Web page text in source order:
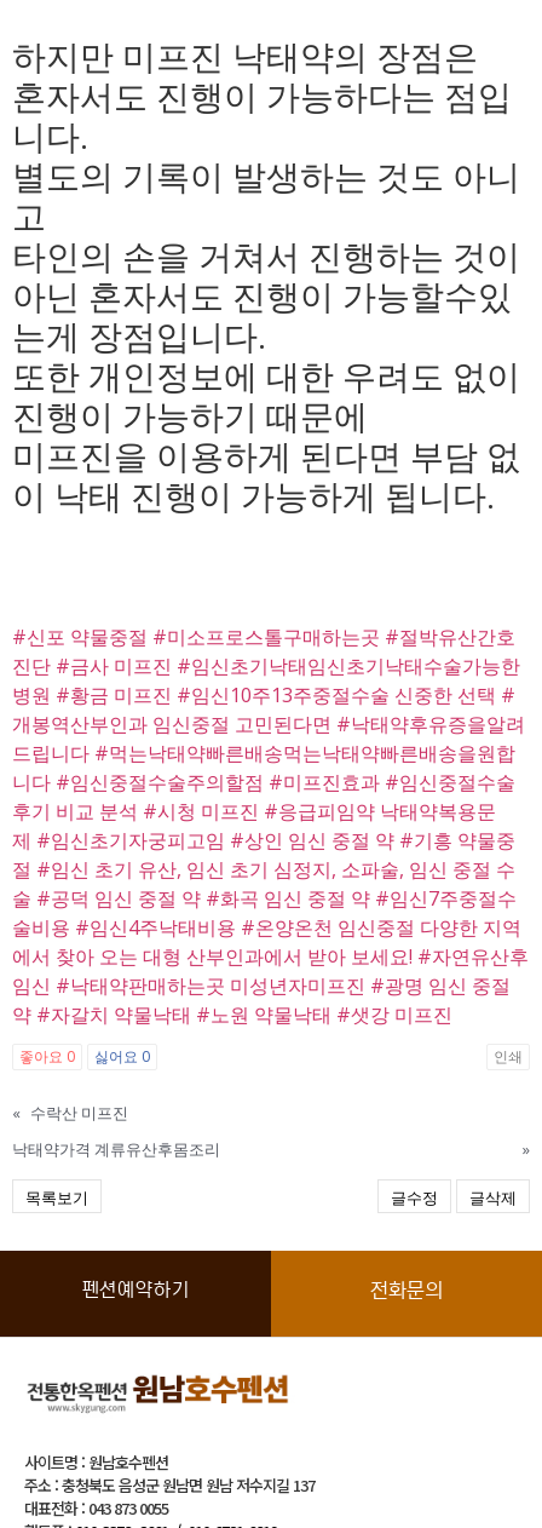
하지만 미프진 낙태약의 장점은
혼자서도 진행이 가능하다는 점입
니다.
별도의 기록이 발생하는 것도 아니
고
타인의 손을 거쳐서 진행하는 것이
아닌 혼자서도 진행이 가능할수있
는게 장점입니다.
또한 개인정보에 대한 우려도 없이
진행이 가능하기 때문에
미프진을 이용하게 된다면 부담 없
이 낙태 진행이 가능하게 됩니다.
#신포 약물중절 #미소프로스톨구매하는곳 #절박유산간호
진단 #금사 미프진 #임신초기낙태임신초기낙태수술가능한
병원 #황금 미프진 #임신10주13주중절수술 신중한 선택 #
개봉역산부인과 임신중절 고민된다면 #낙태약후유증을알려
드립니다 #먹는낙태약빠른배송먹는낙태약빠른배송을원합
니다 #임신중절수술주의할점 #미프진효과 #임신중절수술
후기 비교 분석 #시청 미프진 #응급피임약 낙태약복용문
제 #임신초기자궁피고임 #상인 임신 중절 약 #기흥 약물중
절 #임신 초기 유산, 임신 초기 심정지, 소파술, 임신 중절 수
술 #공덕 임신 중절 약 #화곡 임신 중절 약 #임신7주중절수
술비용 #임신4주낙태비용 #온양온천 임신중절 다양한 지역
에서 찾아 오는 대형 산부인과에서 받아 보세요! #자연유산후
임신 #낙태약판매하는곳 미성년자미프진 #광명 임신 중절
약 #자갈치 약물낙태 #노원 약물낙태 #샛강 미프진
좋아요 0 싫어요 0 인쇄
« 수락산 미프진
낙태약가격 계류유산후몸조리
»
목록보기 글수정 글삭제
펜션예약하기 전화문의
사이트명 : 원남호수펜션
주소 : 충청북도 음성군 원남면 원남 저수지길 137
대표전화 : 043 873 0055